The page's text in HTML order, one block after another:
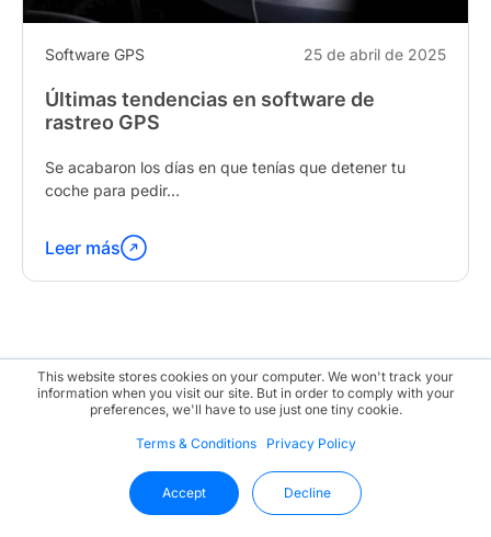
This website stores cookies on your computer. We won't track your
information when you visit our site. But in order to comply with your
preferences, we'll have to use just one tiny cookie.
Terms & Conditions Privacy Policy
Accept Decline
Software GPS 25 de abril de 2025
Últimas tendencias en software de
rastreo GPS
Se acabaron los días en que tenías que detener tu
coche para pedir...
Continúa
leyendo
in
GPS
Tracking
Leer más